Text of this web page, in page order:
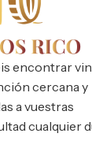
encontrar
cercana y
a vuestras
cualquier